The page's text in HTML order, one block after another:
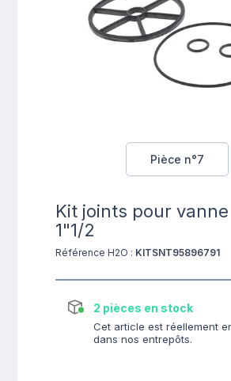
Pièce n°7
Kit joints pour vanne
1"1/2
Référence H2O : KITSNT95896791
2 pièces en stock
Cet article est réellement
dans nos entrepôts.